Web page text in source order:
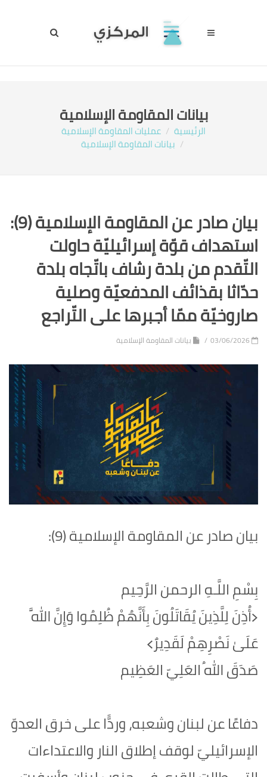
بيانات المقاومة الإسلامية
الرئيسية عمليات المقاومة الإسلامية
بيانات المقاومة الإسلامية
بيان صادر عن المقاومة الإسلامية (9):
استهداف قوّة إسرائيليّة حاولت
التّقدم من بلدة رشاف باتّجاه بلدة
حدّاثا بقذائف المدفعيّة وصلية
صاروخيّة ممّا أجبرها على التّراجع
بيانات المقاومة الإسلامية
بيان صادر عن المقاومة الإسلامية (9):
بِسْمِ اللَّـهِ الرحمن الرَّحِيم
‏﴿أُذِنَ لِلَّذِينَ يُقَاتَلُونَ بِأَنَّهُمْ ظُلِمُوا وَإِنَّ اللَّهَ
عَلَىٰ نَصْرِهِمْ لَقَدِيرٌ﴾‏
صَدَقَ اللهُ العَلِيّ العَظِيم
دفاعًا عن لبنان وشعبه، وردًّا على خرق العدوّ
الإسرائيليّ لوقف إطلاق النار والاعتداءات